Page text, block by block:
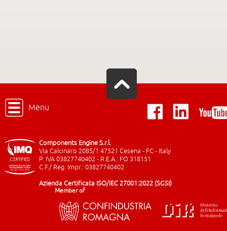
Menu
Components Engine S.r.l.
Via Calcinaro 2085/1 47521 Cesena - FC - Italy
P. IVA 03827740402 - R.E.A.: FO 318151
C.F./ Reg. Impr.: 03827740402
Azienda Certificata ISO/IEC 27001:2022 (SGSI)
Member of